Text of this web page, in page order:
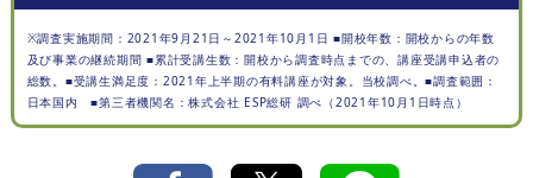
※調査実施期間：2021年9月21日～2021年10月1日 ■開校年数：開校からの年数
及び事業の継続期間 ■累計受講生数：開校から調査時点までの、講座受講申込者の
総数。■受講生満足度：2021年上半期の有料講座が対象。当校調べ。■調査範囲：
日本国内 ■第三者機関名：株式会社 ESP総研 調べ（2021年10月1日時点）